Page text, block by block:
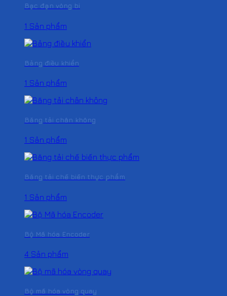
Bạc đạn vòng bi
1 Sản phẩm
Bảng điều khiển
1 Sản phẩm
Băng tải chân không
1 Sản phẩm
Băng tải chế biến thực phẩm
1 Sản phẩm
Bộ Mã hóa Encoder
4 Sản phẩm
Bộ mã hóa vòng quay